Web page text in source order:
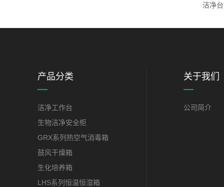
洁净
产品分类
洁净工作台
生物洁净安全柜
GRX系列热空气消毒箱
鼓风干燥箱
生化培养箱
LHS系列恒温恒湿箱
关于我们
公司简介